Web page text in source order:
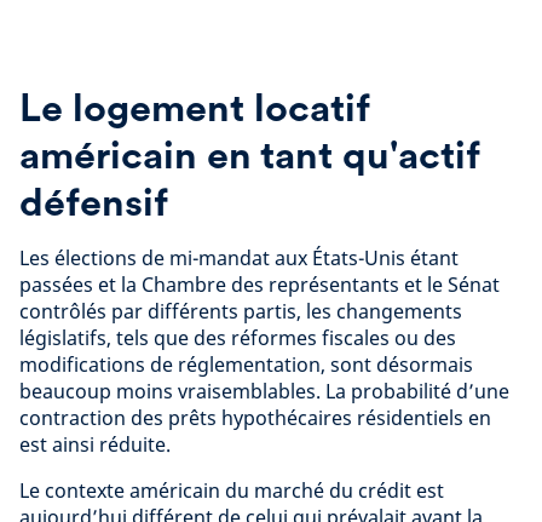
Le logement locatif
américain en tant qu'actif
défensif
Les élections de mi-mandat aux États-Unis étant
passées et la Chambre des représentants et le Sénat
contrôlés par différents partis, les changements
législatifs, tels que des réformes fiscales ou des
modifications de réglementation, sont désormais
beaucoup moins vraisemblables. La probabilité d’une
contraction des prêts hypothécaires résidentiels en
est ainsi réduite.
Le contexte américain du marché du crédit est